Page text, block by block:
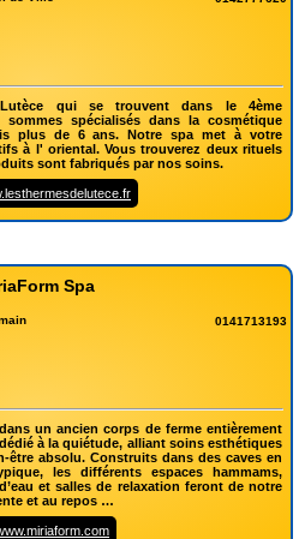
qui se trouvent dans le 4ème
spécialisés dans la cosmétique
plus de 6 ans. Notre spa met à votre
à l' oriental. Vous trouverez deux rituels
sont fabriqués par nos soins.
Spa
0141713193
un ancien corps de ferme entièrement
à la quiétude, alliant soins esthétiques
absolu. Construits dans des caves en
les différents espaces hammams,
et salles de relaxation feront de notre
et au repos …